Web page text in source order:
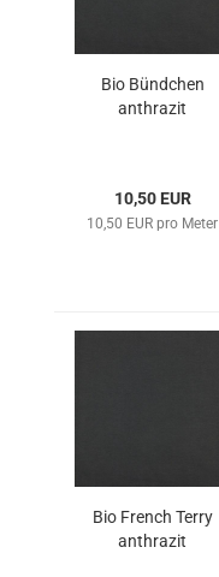
Bio Bündchen
anthrazit
10,50 EUR
10,50 EUR pro Meter
Bio French Terry
anthrazit